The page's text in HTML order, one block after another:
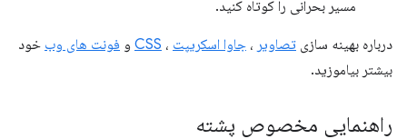
مسیر بحرانی را کوتاه کنید.
درباره بهینه سازی تصاویر ، جاوا اسکریپت ، CSS و فونت های وب خود
بیشتر بیاموزید.
راهنمایی مخصوص پشته